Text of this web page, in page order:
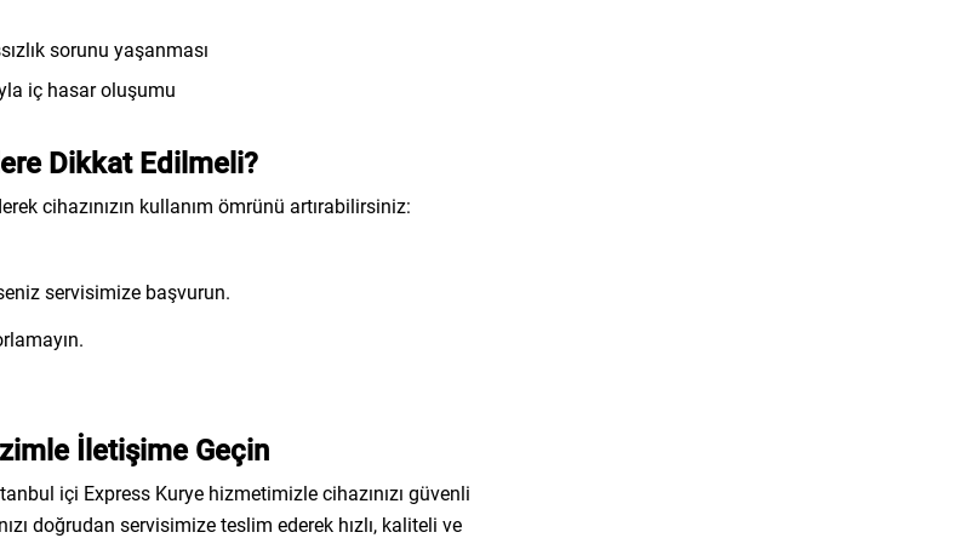
sorunu yaşanması
iç hasar oluşumu
Dikkat Edilmeli?
cihazınızın kullanım ömrünü artırabilirsiniz:
servisimize başvurun.
İletişime Geçin
içi Express Kurye hizmetimizle cihazınızı güvenli
doğrudan servisimize teslim ederek hızlı, kaliteli ve